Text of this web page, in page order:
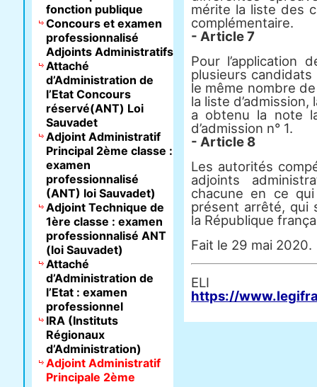
mérite la liste des
complémentaire.
- Article 7
Pour l’application
plusieurs
le même nombre
la liste
a obtenu la note
d’admission n° 1.
- Article 8
Les autorités
adjoints
chacune en ce
présent arrêté, qui
la République
Fait le 29 mai 2020.
https://
fonction publique
Concours et examen
professionnalisé
Adjoints Administratifs
Attaché
d’Administration de
l’Etat Concours
réservé(ANT) Loi
Sauvadet
Adjoint Administratif
Principal 2ème classe :
examen
professionnalisé
(ANT) loi Sauvadet)
Adjoint Technique de
1ère classe : examen
professionnalisé ANT
(loi Sauvadet)
Attaché
d’Administration de
l’Etat : examen
professionnel
IRA (Instituts
Régionaux
d’Administration)
Adjoint Administratif
Principale 2ème